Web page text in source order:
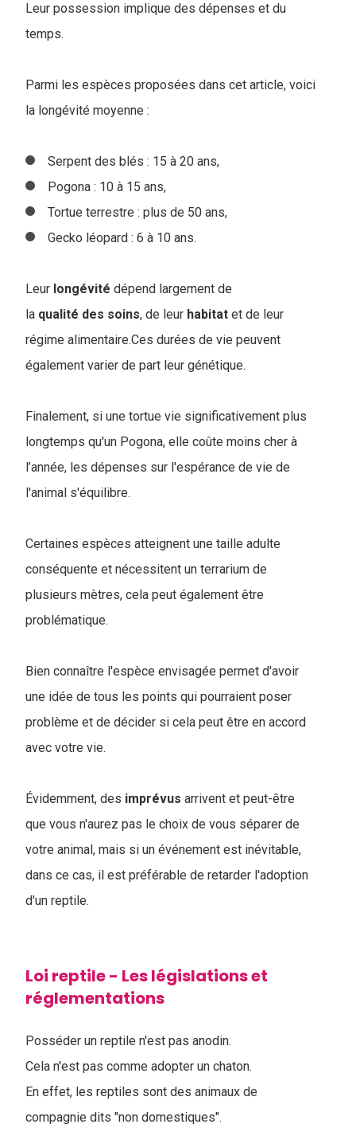
Leur possession implique des dépenses et du
temps.
Parmi les espèces proposées dans cet article, voici
la longévité moyenne :
Serpent des blés : 15 à 20 ans,
Pogona : 10 à 15 ans,
Tortue terrestre : plus de 50 ans,
Gecko léopard : 6 à 10 ans.
Leur longévité dépend largement de
la qualité des soins, de leur habitat et de leur
régime alimentaire.Ces durées de vie peuvent
également varier de part leur génétique.
Finalement, si une tortue vie significativement plus
longtemps qu'un Pogona, elle coûte moins cher à
l’année, les dépenses sur l'espérance de vie de
l'animal s'équilibre.
Certaines espèces atteignent une taille adulte
conséquente et nécessitent un terrarium de
plusieurs mètres, cela peut également être
problématique.
Bien connaître l'espèce envisagée permet d'avoir
une idée de tous les points qui pourraient poser
problème et de décider si cela peut être en accord
avec votre vie.
Évidemment, des imprévus arrivent et peut-être
que vous n'aurez pas le choix de vous séparer de
votre animal, mais si un événement est inévitable,
dans ce cas, il est préférable de retarder l'adoption
d'un reptile.
Loi reptile - Les législations et
réglementations
Posséder un reptile n'est pas anodin.
Cela n'est pas comme adopter un chaton.
En effet, les reptiles sont des animaux de
compagnie dits "non domestiques".